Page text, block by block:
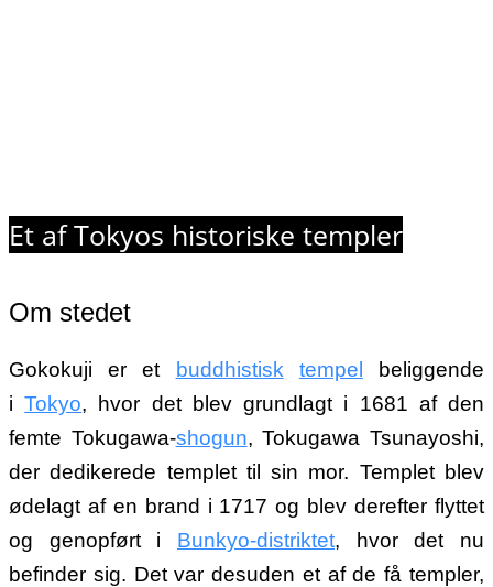
Et af Tokyos historiske templer
Om stedet
Gokokuji er et buddhistisk tempel beliggende
iTokyo, hvor det blev grundlagt i 1681 af den
femte Tokugawa-shogun, Tokugawa Tsunayoshi,
der dedikerede templet til sin mor. Templet blev
ødelagt af en brand i 1717 og blev derefter flyttet
og genopført i Bunkyo-distriktet, hvor det nu
befinder sig. Det var desuden et af de få templer,